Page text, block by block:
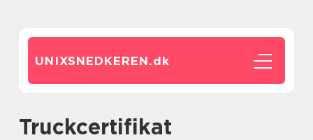
UNIXSNEDKEREN.dk
truckcertifikat